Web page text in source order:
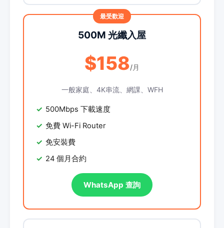
500M 光纖入屋
$158/月
一般家庭、4K串流、網課、WFH
500Mbps 下載速度
免費 Wi-Fi Router
免安裝費
24 個月合約
WhatsApp 查詢